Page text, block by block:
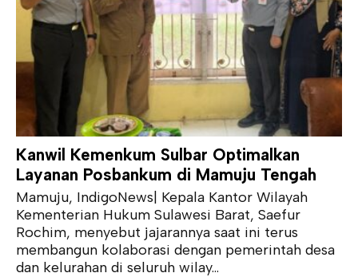
Kanwil Kemenkum Sulbar Optimalkan
Layanan Posbankum di Mamuju Tengah
Mamuju, IndigoNews| Kepala Kantor Wilayah
Kementerian Hukum Sulawesi Barat, Saefur
Rochim, menyebut jajarannya saat ini terus
membangun kolaborasi dengan pemerintah desa
dan kelurahan di seluruh wilay...